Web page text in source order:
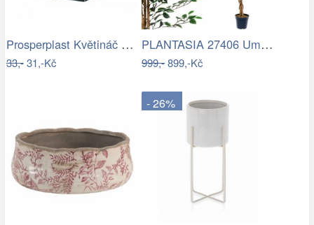
Prosperplast Květináč Coubi Square s…
33,-31,-Kč
PLANTASIA 27406 Umělý strom rostlina -…
999,-899,-Kč
- 26%